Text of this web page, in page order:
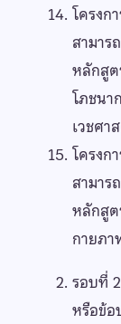
โครงก
สามาร
หลักสู
โภชน
เวชศา
โครงก
สามาร
หลักสู
กายภ
รอบที่
หรือข้อ